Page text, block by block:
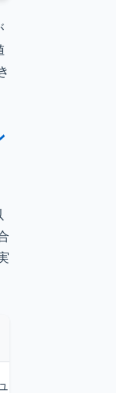
、オブジェクトキ